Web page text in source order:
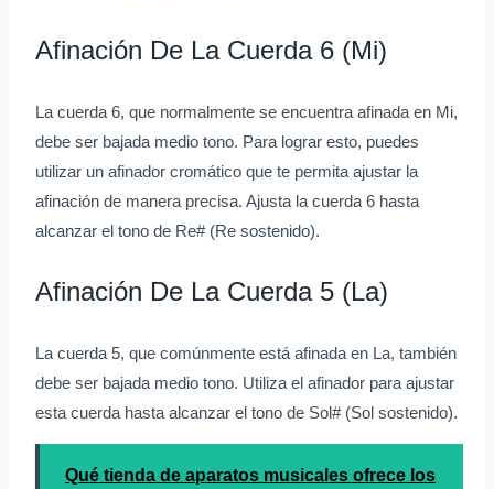
Afinación De La Cuerda 6 (Mi)
La cuerda 6, que normalmente se encuentra afinada en Mi,
debe ser bajada medio tono. Para lograr esto, puedes
utilizar un afinador cromático que te permita ajustar la
afinación de manera precisa. Ajusta la cuerda 6 hasta
alcanzar el tono de Re# (Re sostenido).
Afinación De La Cuerda 5 (La)
La cuerda 5, que comúnmente está afinada en La, también
debe ser bajada medio tono. Utiliza el afinador para ajustar
esta cuerda hasta alcanzar el tono de Sol# (Sol sostenido).
Qué tienda de aparatos musicales ofrece los